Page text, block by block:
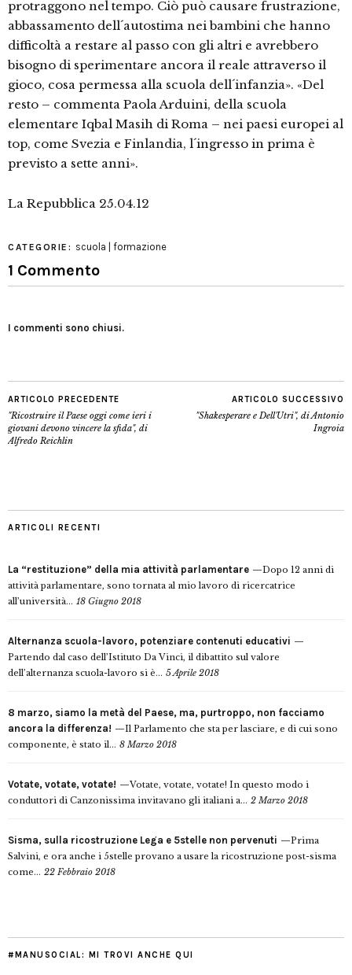
protraggono nel tempo. Ciò può causare frustrazione,
abbassamento dell´autostima nei bambini che hanno
difficoltà a restare al passo con gli altri e avrebbero
bisogno di sperimentare ancora il reale attraverso il
gioco, cosa permessa alla scuola dell´infanzia». «Del
resto – commenta Paola Arduini, della scuola
elementare Iqbal Masih di Roma – nei paesi europei al
top, come Svezia e Finlandia, l´ingresso in prima è
previsto a sette anni».
La Repubblica 25.04.12
CATEGORIE: scuola | formazione
1 Commento
I commenti sono chiusi.
ARTICOLO PRECEDENTE
"Ricostruire il Paese oggi come ieri i
giovani devono vincere la sfida", di
Alfredo Reichlin
ARTICOLO SUCCESSIVO
"Shakesperare e Dell'Utri", di Antonio
Ingroia
ARTICOLI RECENTI
La “restituzione” della mia attività parlamentare
Dopo 12 anni di
attività parlamentare, sono tornata al mio lavoro di ricercatrice
all’università... 18 Giugno 2018
Alternanza scuola-lavoro, potenziare contenuti educativi
Partendo dal caso dell’Istituto Da Vinci, il dibattito sul valore
dell’alternanza scuola-lavoro si è... 5 Aprile 2018
8 marzo, siamo la metà del Paese, ma, purtroppo, non facciamo
ancora la differenza!
Il Parlamento che sta per lasciare, e di cui sono
componente, è stato il... 8 Marzo 2018
Votate, votate, votate!
Votate, votate, votate! In questo modo i
conduttori di Canzonissima invitavano gli italiani a... 2 Marzo 2018
Sisma, sulla ricostruzione Lega e 5stelle non pervenuti
Prima
Salvini, e ora anche i 5stelle provano a usare la ricostruzione post-sisma
come... 22 Febbraio 2018
#MANUSOCIAL: MI TROVI ANCHE QUI